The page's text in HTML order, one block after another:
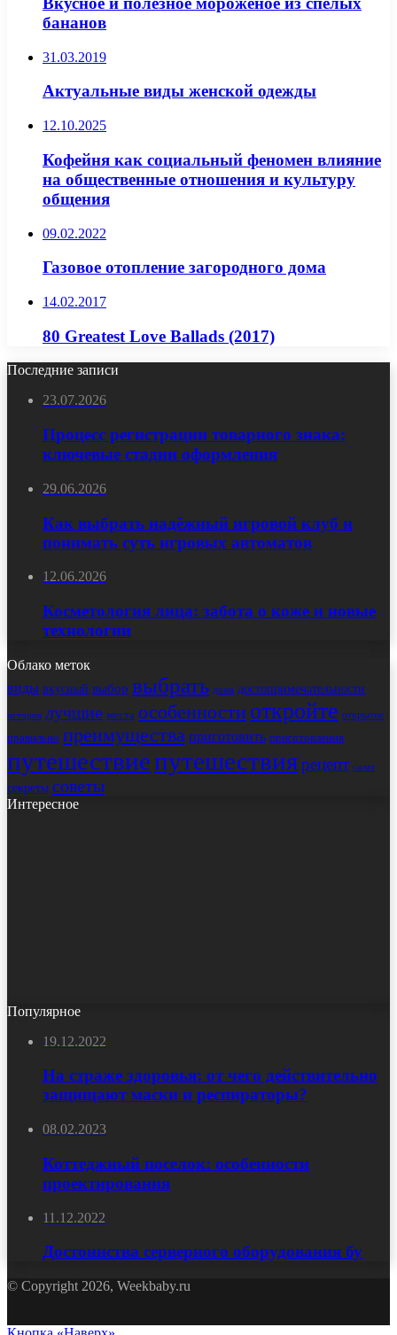
бананов
31.03.2019
Актуальные виды женской одежды
12.10.2025
Кофейня как социальный феномен влияние
на общественные отношения и культуру
общения
09.02.2022
Газовое отопление загородного дома
14.02.2017
80 Greatest Love Ballads (2017)
Последние записи
23.07.2026
Процесс регистрации товарного знака:
ключевые стадии оформления
29.06.2026
Как выбрать надёжный игровой клуб и
понимать суть игровых автоматов
12.06.2026
Косметология лица: забота о коже и новые
технологии
Облако меток
виды вкусный выбор выбрать дома достопримечательности
история лучшие места особенности откройте открытие
правильно преимущества приготовить приготовления
путешествиепутешествиярецепт салат
секреты советы
Интересное
Популярное
19.12.2022
На страже здоровья: от чего действительно
защищают маски и респираторы?
08.02.2023
Коттеджный поселок: особенности
проектирования
11.12.2022
Достоинства серверного оборудования бу
© Copyright 2026, Weekbaby.ru